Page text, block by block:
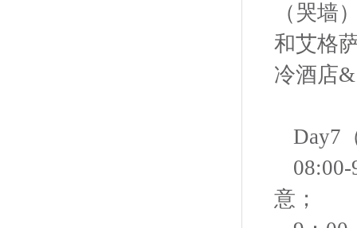
（哭墙
和艾格
冷酒店&
Day7
意；